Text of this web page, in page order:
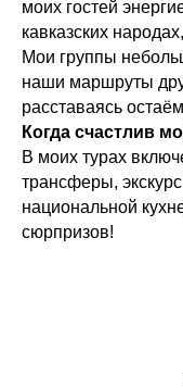
моих гостей
кавказских
Мои группы
наши маршруты
расставаясь
Когда счастлив
В моих турах
трансферы,
национальной
сюрпризов!